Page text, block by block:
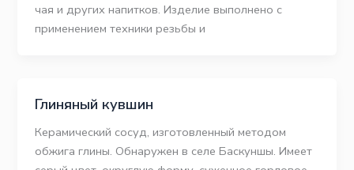
чая и других напитков. Изделие выполнено с
применением техники резьбы и
Глиняный кувшин
Керамический сосуд, изготовленный методом
обжига глины. Обнаружен в селе Баскуншы. Имеет